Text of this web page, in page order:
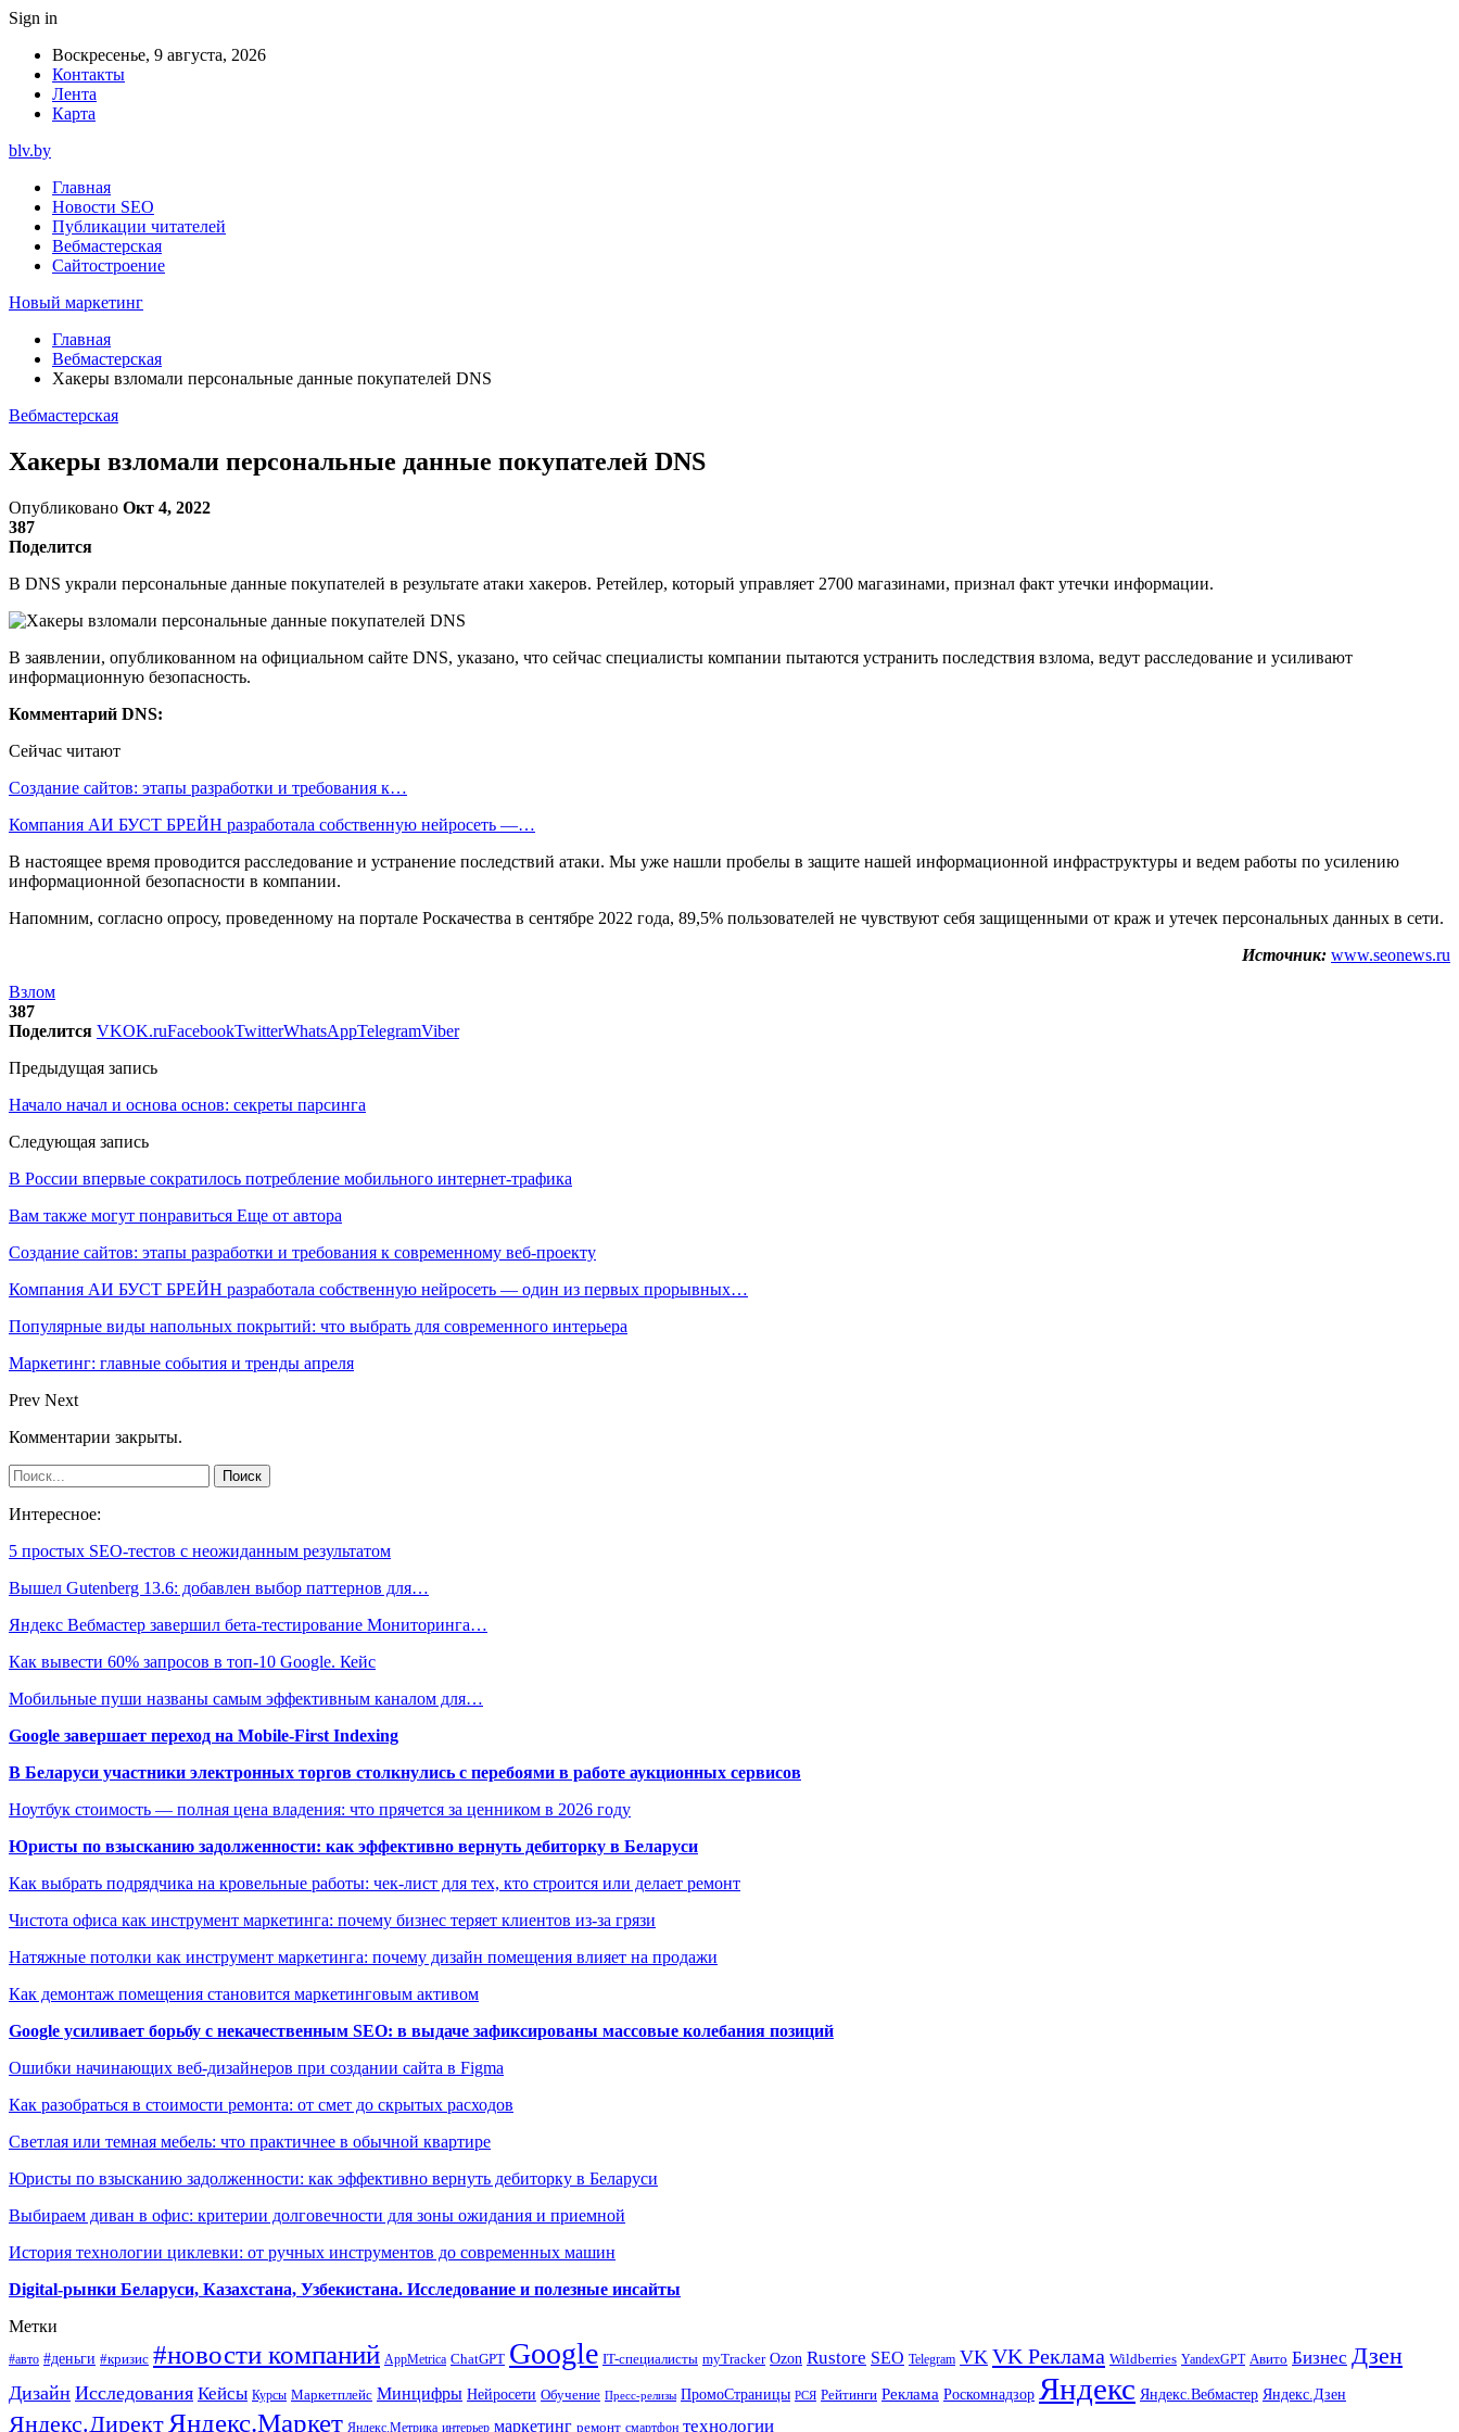
Sign in
Воскресенье, 9 августа, 2026
Контакты
Лента
Карта
blv.by
Главная
Новости SEO
Публикации читателей
Вебмастерская
Сайтостроение
Новый маркетинг
Главная
Вебмастерская
Хакеры взломали персональные данные покупателей DNS
Вебмастерская
Хакеры взломали персональные данные покупателей DNS
Опубликовано Окт 4, 2022
387
Поделится
В DNS украли персональные данные покупателей в результате атаки хакеров. Ретейлер, который управляет 2700 магазинами, признал факт утечки информации.
В заявлении, опубликованном на официальном сайте DNS, указано, что сейчас специалисты компании пытаются устранить последствия взлома, ведут расследование и усиливают
информационную безопасность.
Комментарий DNS:
Сейчас читают
Создание сайтов: этапы разработки и требования к…
Компания АИ БУСТ БРЕЙН разработала собственную нейросеть —…
В настоящее время проводится расследование и устранение последствий атаки. Мы уже нашли пробелы в защите нашей информационной инфраструктуры и ведем работы по усилению
информационной безопасности в компании.
Напомним, согласно опросу, проведенному на портале Роскачества в сентябре 2022 года, 89,5% пользователей не чувствуют себя защищенными от краж и утечек персональных данных в сети.
Источник: www.seonews.ru
Взлом
387
Поделится VKOK.ruFacebookTwitterWhatsAppTelegramViber
Предыдущая запись
Начало начал и основа основ: секреты парсинга
Следующая запись
В России впервые сократилось потребление мобильного интернет-трафика
Вам также могут понравиться Еще от автора
Создание сайтов: этапы разработки и требования к современному веб-проекту
Компания АИ БУСТ БРЕЙН разработала собственную нейросеть — один из первых прорывных…
Популярные виды напольных покрытий: что выбрать для современного интерьера
Маркетинг: главные события и тренды апреля
Prev Next
Комментарии закрыты.
Интересное:
5 простых SEO-тестов с неожиданным результатом
Вышел Gutenberg 13.6: добавлен выбор паттернов для…
Яндекс Вебмастер завершил бета-тестирование Мониторинга…
Как вывести 60% запросов в топ-10 Google. Кейс
Мобильные пуши названы самым эффективным каналом для…
Google завершает переход на Mobile-First Indexing
В Беларуси участники электронных торгов столкнулись с перебоями в работе аукционных сервисов
Ноутбук стоимость — полная цена владения: что прячется за ценником в 2026 году
Юристы по взысканию задолженности: как эффективно вернуть дебиторку в Беларуси
Как выбрать подрядчика на кровельные работы: чек-лист для тех, кто строится или делает ремонт
Чистота офиса как инструмент маркетинга: почему бизнес теряет клиентов из-за грязи
Натяжные потолки как инструмент маркетинга: почему дизайн помещения влияет на продажи
Как демонтаж помещения становится маркетинговым активом
Google усиливает борьбу с некачественным SEO: в выдаче зафиксированы массовые колебания позиций
Ошибки начинающих веб-дизайнеров при создании сайта в Figma
Как разобраться в стоимости ремонта: от смет до скрытых расходов
Светлая или темная мебель: что практичнее в обычной квартире
Юристы по взысканию задолженности: как эффективно вернуть дебиторку в Беларуси
Выбираем диван в офис: критерии долговечности для зоны ожидания и приемной
История технологии циклевки: от ручных инструментов до современных машин
Digital-рынки Беларуси, Казахстана, Узбекистана. Исследование и полезные инсайты
Метки
#авто #деньги #кризис #новости компаний AppMetrica ChatGPT Google IT-специалисты myTracker Ozon Rustore SEO Telegram VK VK Реклама Wildberries YandexGPT Авито Бизнес Дзен
Дизайн Исследования Кейсы Курсы Маркетплейс Минцифры Нейросети Обучение Пресс-релизы ПромоСтраницы РСЯ Рейтинги Реклама Роскомнадзор Яндекс Яндекс.Вебмастер Яндекс.Дзен
Яндекс.ДиректЯндекс.Маркет Яндекс.Метрика интерьер маркетинг ремонт смартфон технологии